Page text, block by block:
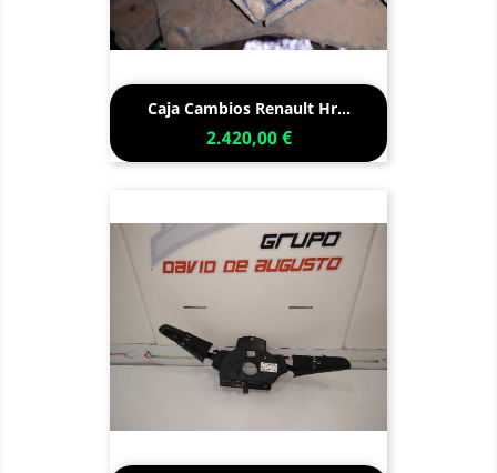
Caja Cambios Renault Hr...
2.420,00 €